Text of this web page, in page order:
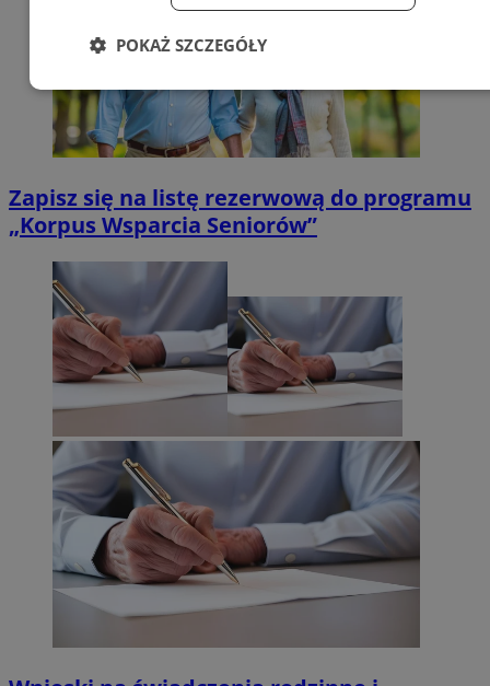
Zapisz się na listę rezerwową do programu
„Korpus Wsparcia Seniorów”
POKAŻ SZCZEGÓŁY
Niezbędne Wydajność Targetowanie
Niezbędne Wydajność
Targetowanie
Funkcjonalność
Niesklasyfikowane
Niezbędne pliki cookie umożliwiają korzystanie z podstawowych
funkcji strony internetowej, takich jak logowanie użytkownika i
zarządzanie kontem. Bez niezbędnych plików cookie nie można
prawidłowo korzystać ze strony internetowej.
Nazwa
Provider/
SessID
orzesze.com.pl
QeSessID